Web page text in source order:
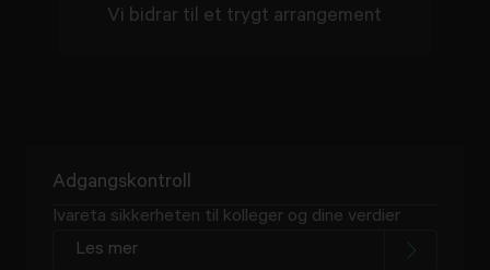
Vi bidrar til et trygt arrangement
Adgangskontroll
Ivareta sikkerheten til kolleger og dine verdier
Les mer